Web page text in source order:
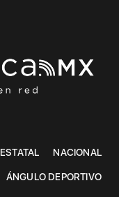
ESTATAL NACIONAL
ÁNGULO DEPORTIVO